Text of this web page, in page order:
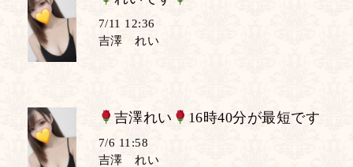
7/11 12:36
吉澤 れい
吉澤れい 16時40分が最短です
7/6 11:58
吉澤 れい